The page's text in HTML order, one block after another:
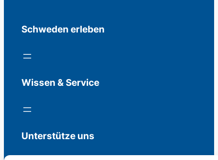
Schweden erleben
Wissen & Service
Unterstütze uns